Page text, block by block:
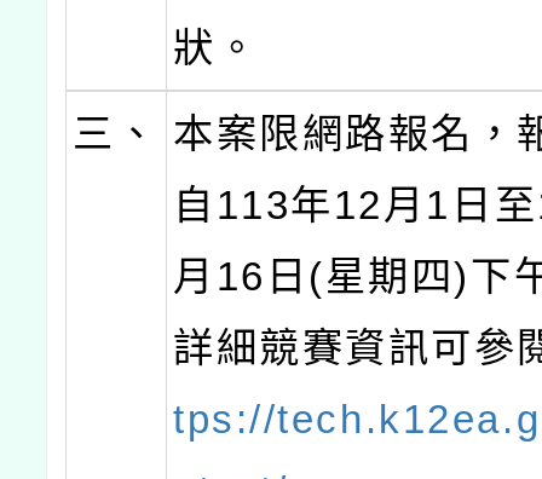
狀。
三、
本案限網路報名，
自113年12月1日
月16日(星期四)下
詳細競賽資訊可參
tps://